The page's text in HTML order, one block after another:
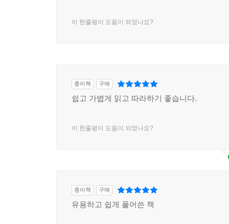
7. [실습 6-3] 전송 게이트웨이를 통한 연결
8. Route 53 DNS 해석기
8.1 VPC DNS
10. Direct Connect
이 한줄평이 도움이 되었나요?
종이책 구매
쉽고 가볍게 읽고 따라하기 좋습니다.
이 한줄평이 도움이 되었나요?
종이책 구매
유용하고 쉽게 풀어쓴 책